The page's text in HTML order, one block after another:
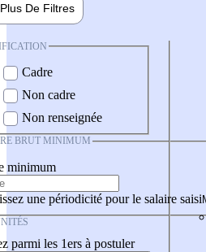
Plus De Filtres
Cadre
Non cadre
Non renseignée
BRUT MINIMUM
minimum
une périodicité pour le salaire saisi
parmi les 1ers à postuler